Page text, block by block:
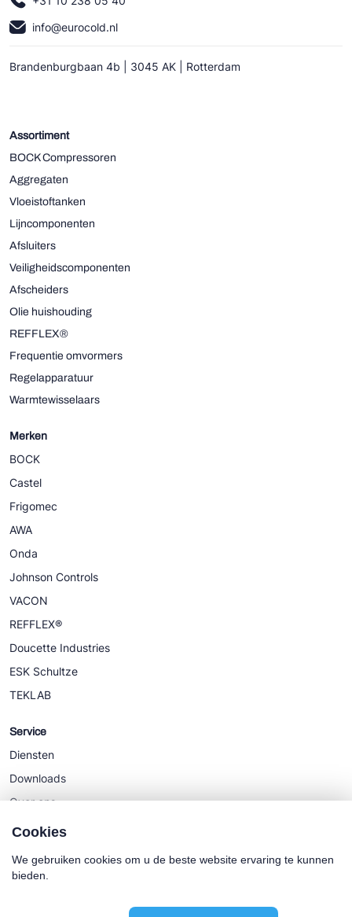
info@eurocold.nl
Brandenburgbaan 4b | 3045 AK | Rotterdam
Assortiment
BOCK Compressoren
Aggregaten
Vloeistoftanken
Lijncomponenten
Afsluiters
Veiligheidscomponenten
Afscheiders
Olie huishouding
REFFLEX®
Frequentie omvormers
Regelapparatuur
Warmtewisselaars
Merken
BOCK
Castel
Frigomec
AWA
Onda
Johnson Controls
VACON
REFFLEX®
Doucette Industries
ESK Schultze
TEKLAB
Service
Diensten
Downloads
Over ons
Nieuws
Algemene Voorwaarden
Cookies
We gebruiken cookies om u de beste website ervaring te kunnen
bieden.